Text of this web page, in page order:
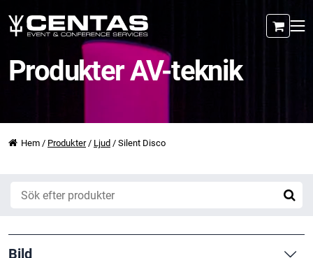
Produkter AV-teknik
Hem / Produkter/ Ljud / Silent Disco
Bild